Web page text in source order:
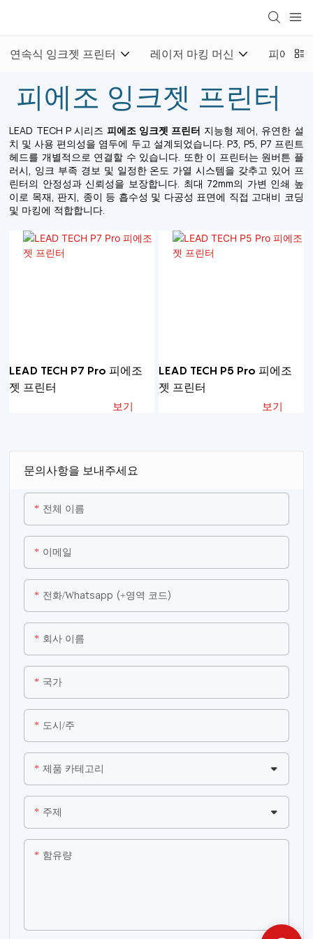
연속식 잉크젯 프린터 레이저 마킹 머신 피에조
문의사항을 보내주세요
전체 이름
이메일
전화/whatsapp (+영역 코드)
회사 이름
국가
도시/주
제품 카테고리
주제
함유량
피에조 잉크젯 프린터
LEAD TECH P 시리즈 피에조 잉크젯 프린터 지능형 제어, 유연한 설
치 및 사용 편의성을 염두에 두고 설계되었습니다. P3, P5, P7 프린트
헤드를 개별적으로 연결할 수 있습니다. 또한 이 프린터는 원버튼 플
러시, 잉크 부족 경보 및 일정한 온도 가열 시스템을 갖추고 있어 프
린터의 안정성과 신뢰성을 보장합니다. 최대 72mm의 가변 인쇄 높
이로 목재, 판지, 종이 등 흡수성 및 다공성 표면에 직접 고대비 코딩
및 마킹에 적합합니다.
LEAD TECH P7 Pro 피에조
젯 프린터
보기
LEAD TECH P5 Pro 피에조
젯 프린터
보기